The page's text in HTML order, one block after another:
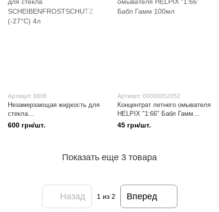
Артикул: 8806
Незамерзающая жидкость для
стекла
SCHEIBENFROSTSCHUTZ
(-27°C) 4л
600 грн/шт.
Артикул: 00000052052
Концентрат летнего омывателя
HELPIX "1:66" Бабл Гамм
100мл
45 грн/шт.
Показать еще 3 товара
Назад 1 из 2 Вперед